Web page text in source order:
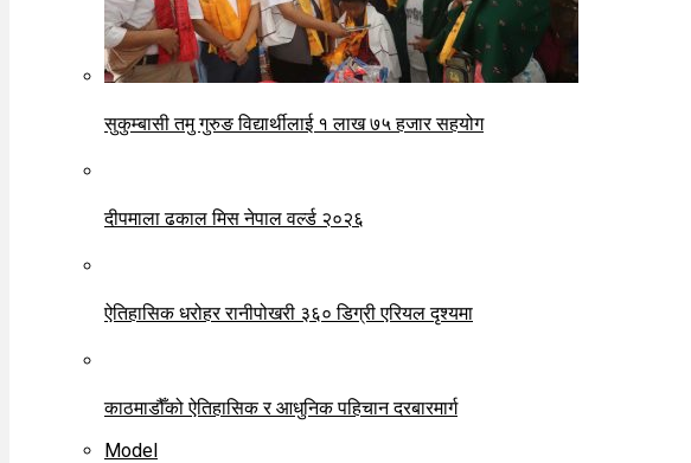
सुकुम्बासी तमु गुरुङ विद्यार्थीलाई १ लाख ७५ हजार सहयोग
दीपमाला ढकाल मिस नेपाल वर्ल्ड २०२६
ऐतिहासिक धरोहर रानीपोखरी ३६० डिग्री एरियल दृश्यमा
काठमाडौँको ऐतिहासिक र आधुनिक पहिचान दरबारमार्ग
Model